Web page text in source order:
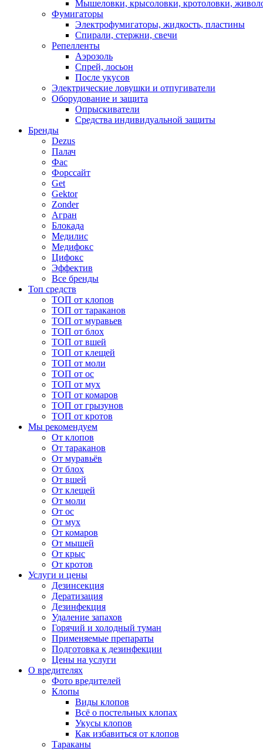
Мышеловки, крысоловки, кротоловки,
Фумигаторы
Электрофумигаторы, жидкость, пластины
Спирали, стержни, свечи
Репелленты
Аэрозоль
Спрей, лосьон
После укусов
Электрические ловушки и отпугиватели
Оборудование и защита
Опрыскиватели
Средства индивидуальной защиты
Бренды
Dezus
Палач
Фас
Форcсайт
Get
Gektor
Zonder
Агран
Блокада
Медилис
Медифокс
Цифокс
Эффектив
Все бренды
Топ средств
ТОП от клопов
ТОП от тараканов
ТОП от муравьев
ТОП от блох
ТОП от вшей
ТОП от клещей
ТОП от моли
ТОП от ос
ТОП от мух
ТОП от комаров
ТОП от грызунов
ТОП от кротов
Мы рекомендуем
От клопов
От тараканов
От муравьёв
От блох
От вшей
От клещей
От моли
От ос
От мух
От комаров
От мышей
От крыс
От кротов
Услуги и цены
Дезинсекция
Дератизация
Дезинфекция
Удаление запахов
Горячий и холодный туман
Применяемые препараты
Подготовка к дезинфекции
Цены на услуги
О вредителях
Фото вредителей
Клопы
Виды клопов
Всё о постельных клопах
Укусы клопов
Как избавиться от клопов
Тараканы